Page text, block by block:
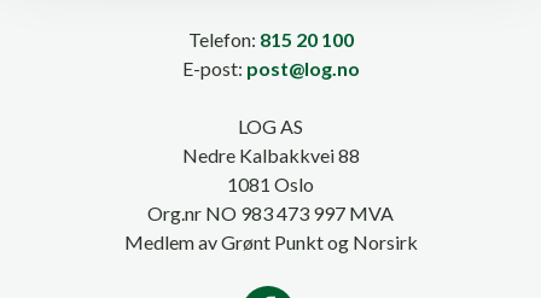
Telefon: 815 20 100
E-post: post@log.no
LOG AS
Nedre Kalbakkvei 88
1081 Oslo
Org.nr NO 983 473 997 MVA
Medlem av Grønt Punkt og Norsirk